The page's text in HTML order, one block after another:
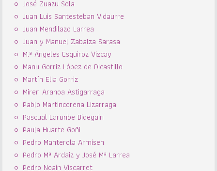
José Zuazu Sola
Juan Luis Santesteban Vidaurre
Juan Mendilazo Larrea
Juan y Manuel Zabalza Sarasa
M.ª Ángeles Esquiroz Vizcay
Manu Gorriz López de Dicastillo
Martín Elia Gorriz
Miren Aranoa Astigarraga
Pablo Martincorena Lizarraga
Pascual Larunbe Bidegain
Paula Huarte Goñi
Pedro Manterola Armisen
Pedro Mª Ardaiz y José Mª Larrea
Pedro Noain Viscarret